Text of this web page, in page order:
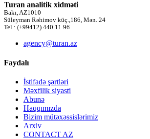
Turan analitik xidməti
Bakı, AZ1010
Süleyman Rəhimov küç.,186, Mən. 24
Tel.: (+99412) 440 11 96
agency@turan.az
Faydalı
İstifadə şərtləri
Məxfilik siyasti
Abunə
Haqqımızda
Bizim mütəxəssislərimiz
Arxiv
CONTACT AZ